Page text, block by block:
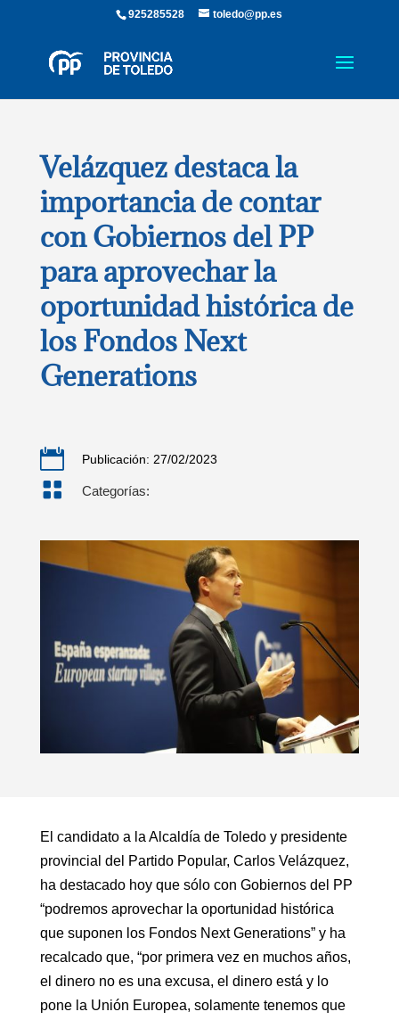
925285528 toledo@pp.es
Velázquez destaca la
importancia de contar
con Gobiernos del PP
para aprovechar la
oportunidad histórica de
los Fondos Next
Generations
 Publicación: 27/02/2023
 Categorías:
El candidato a la Alcaldía de Toledo y presidente
provincial del Partido Popular, Carlos Velázquez,
ha destacado hoy que sólo con Gobiernos del PP
“podremos aprovechar la oportunidad histórica
que suponen los Fondos Next Generations” y ha
recalcado que, “por primera vez en muchos años,
el dinero no es una excusa, el dinero está y lo
pone la Unión Europea, solamente tenemos que